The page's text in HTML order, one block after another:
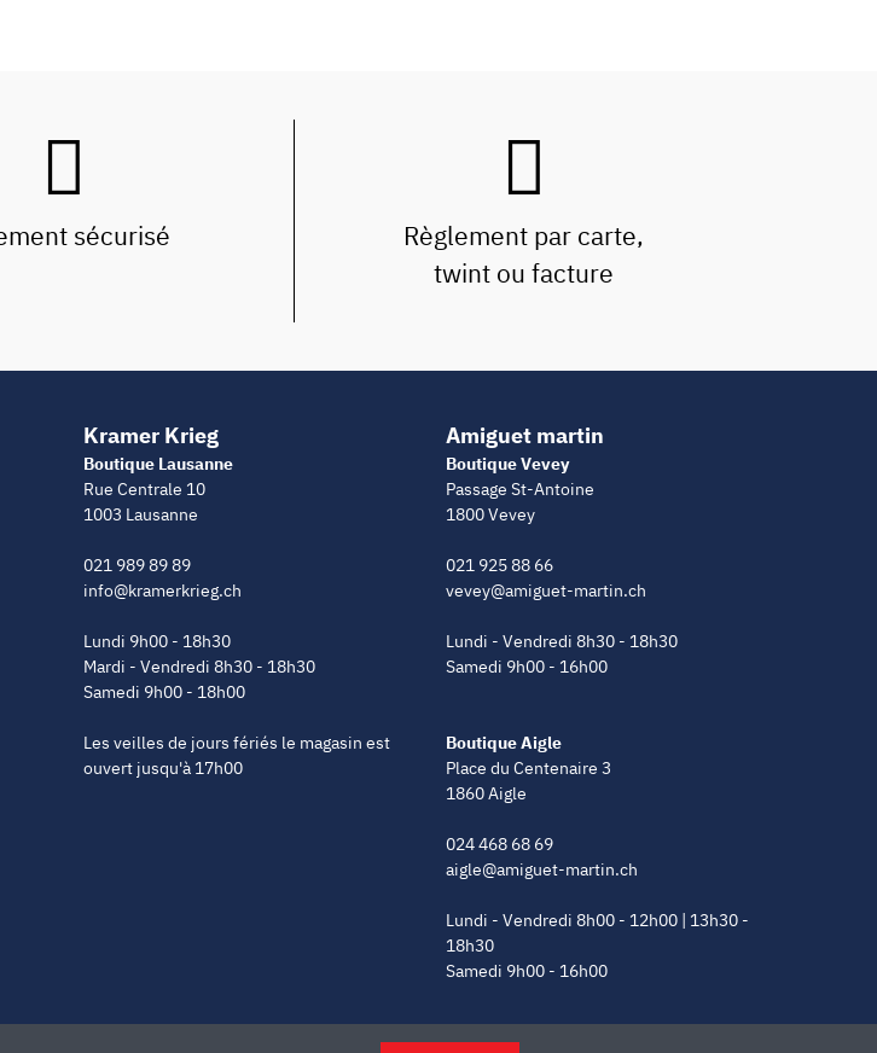
sécurisé
Règlement par carte,
twint ou facture
Kramer Krieg
Boutique Lausanne
Rue Centrale 10
1003 Lausanne
021 989 89 89
info@kramerkrieg.ch
Lundi 9h00 - 18h30
Mardi - Vendredi 8h30 - 18h30
Samedi 9h00 - 18h00
Les veilles de jours fériés le magasin est
ouvert jusqu'à 17h00
Amiguet martin
Boutique Vevey
Passage St-Antoine
1800 Vevey
021 925 88 66
vevey@amiguet-martin.ch
Lundi - Vendredi 8h30 - 18h30
Samedi 9h00 - 16h00
Boutique Aigle
Place du Centenaire 3
1860 Aigle
024 468 68 69
aigle@amiguet-martin.ch
Lundi - Vendredi 8h00 - 12h00 | 13h30 -
18h30
Samedi 9h00 - 16h00